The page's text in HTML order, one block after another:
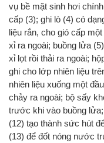
vụ bề mặt sinh hơi
cấp (3); ghi lò (4) có
liệu rắn, cho gió cấp
xỉ ra ngoài; buồng lửa
xỉ lọt rồi thải ra ngoài;
ghi cho lớp nhiên liệu
nhiên liệu xuống một
chảy ra ngoài; bộ sấy
trước khi vào buồng
(12) tạo thành sức hút
(13) để đốt nóng nước